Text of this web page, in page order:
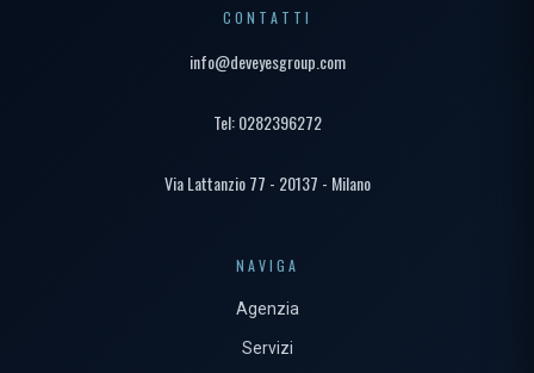
CONTATTI
info@deveyesgroup.com
Tel: 0282396272
Via Lattanzio 77 - 20137 - Milano
NAVIGA
Agenzia
Servizi